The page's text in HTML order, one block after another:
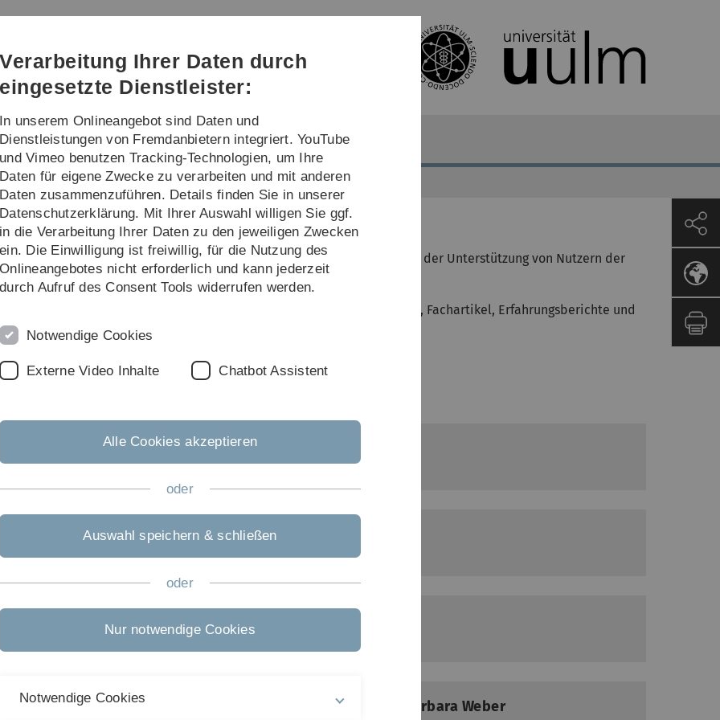
Direkt
Direkt
Direkt
(Sprache,
Drucken,
Social
Direkt
Direkt
Community News
in Forschung und Lehre (F&L)
Informationssysteme (DBIS) der Universität Ulm betrieben. Es dient der Unterstützung von Nutzern der
Produkten (z.B. Kurzbeschreibung von Komponenten der Software, Fachartikel, Erfahrungsberichte und
Management-Technologie.
und Prozessmodellkollektionen
in Tallinn, Estland
Workshop in Estland
Aware Information Systems von Manfred Reichert und Barbara Weber
Verarbeitung Ihrer Daten durch
eingesetzte Dienstleister:
In unserem Onlineangebot sind Daten und
Dienstleistungen von Fremdanbietern integriert. YouTube
und Vimeo benutzen Tracking-Technologien, um Ihre
Daten für eigene Zwecke zu verarbeiten und mit anderen
Daten zusammenzuführen. Details finden Sie in unserer
Datenschutzerklärung. Mit Ihrer Auswahl willigen Sie ggf.
in die Verarbeitung Ihrer Daten zu den jeweiligen Zwecken
ein. Die Einwilligung ist freiwillig, für die Nutzung des
Onlineangebotes nicht erforderlich und kann jederzeit
durch Aufruf des Consent Tools widerrufen werden.
Notwendige Cookies
Externe Video Inhalte Chatbot Assistent
Alle Cookies akzeptieren
oder
Auswahl speichern & schließen
oder
Nur notwendige Cookies
Notwendige Cookies